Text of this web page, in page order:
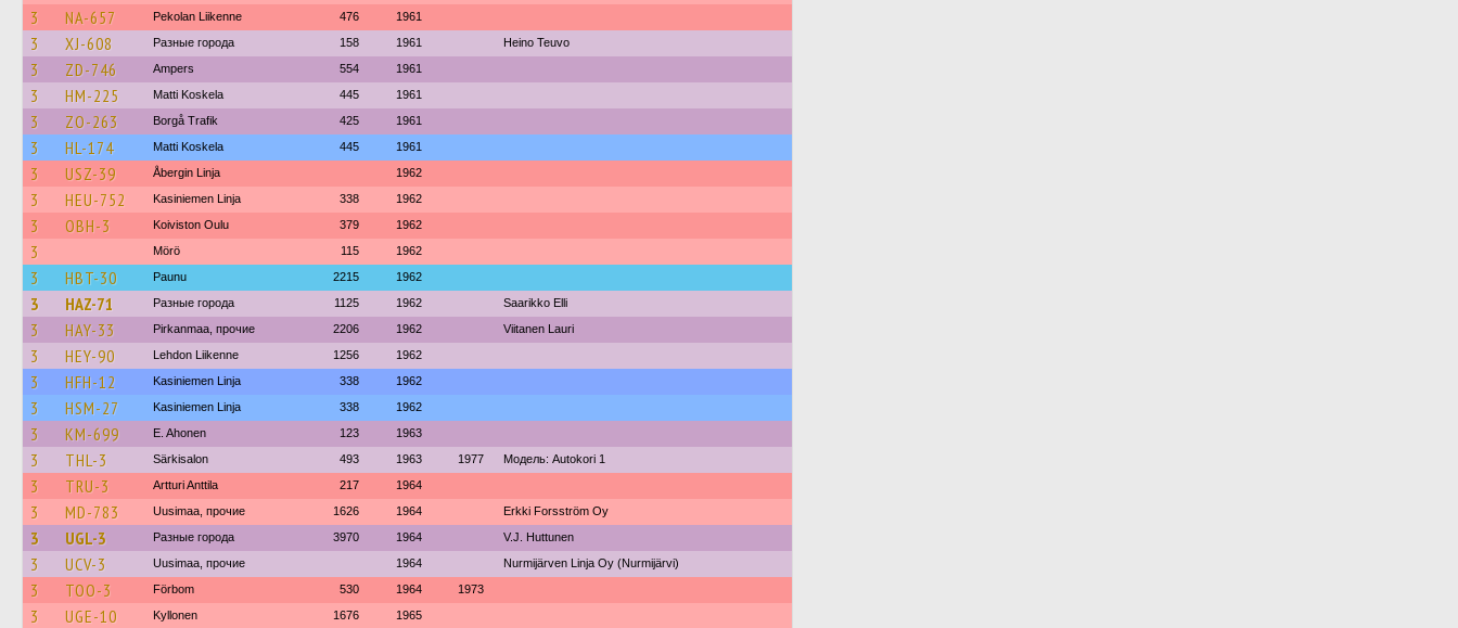
3 NA-657 Pekolan Liikenne 476 1961
3 XJ-608 Разные города 158 1961 Heino Teuvo
3 ZD-746 Ampers 554 1961
3 HM-225 Matti Koskela 445 1961
3 ZO-263 Borgå Trafik 425 1961
3 HL-174 Matti Koskela 445 1961
3 USZ-39 Åbergin Linja 1962
3 HEU-752 Kasiniemen Linja 338 1962
3 OBH-3 Koiviston Oulu 379 1962
3 Mörö 115 1962
3 HBT-30 Paunu 2215 1962
3 HAZ-71 Разные города 1125 1962 Saarikko Elli
3 HAY-33 Pirkanmaa, прочие 2206 1962 Viitanen Lauri
3 HEY-90 Lehdon Liikenne 1256 1962
3 HFH-12 Kasiniemen Linja 338 1962
3 HSM-27 Kasiniemen Linja 338 1962
3 KM-699 E. Ahonen 123 1963
3 THL-3 Särkisalon 493 1963 1977 Модель: Autokori 1
3 TRU-3 Artturi Anttila 217 1964
3 MD-783 Uusimaa, прочие 1626 1964 Erkki Forsström Oy
3 UGL-3 Разные города 3970 1964 V.J. Huttunen
3 UCV-3 Uusimaa, прочие 1964 Nurmijärven Linja Oy (Nurmijärvi)
3 TOO-3 Förbom 530 1964 1973
3 UGE-10 Kyllonen 1676 1965